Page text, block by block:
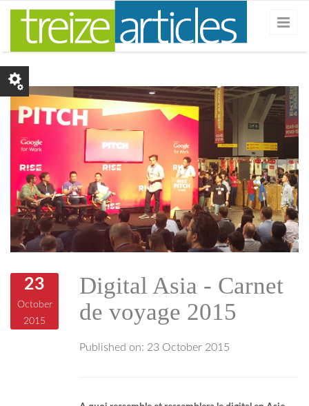
Skip to main content
riseconf-picth-hk3.png
23
October
2015
Digital Asia - Carnet
de voyage 2015
Published on: 23 October 2015